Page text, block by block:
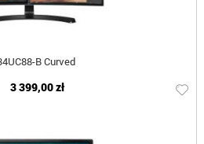
B Curved
3 399,00 zł